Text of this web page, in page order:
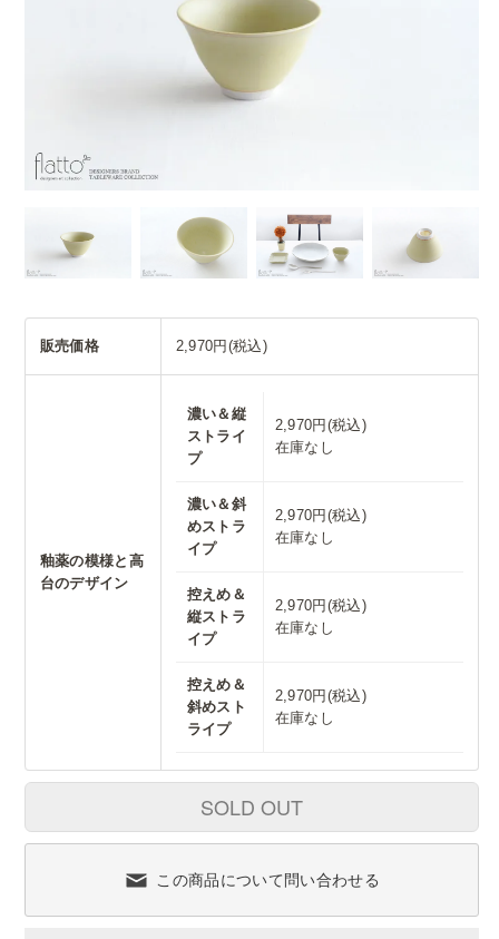
販売価格 2,970円(税込)
釉薬の模様と高
台のデザイン
濃い＆縦
ストライ
プ
2,970円(税込)
在庫なし
濃い＆斜
めストラ
イプ
2,970円(税込)
在庫なし
控えめ＆
縦ストラ
イプ
2,970円(税込)
在庫なし
控えめ＆
斜めスト
ライプ
2,970円(税込)
在庫なし
SOLD OUT
この商品について問い合わせる